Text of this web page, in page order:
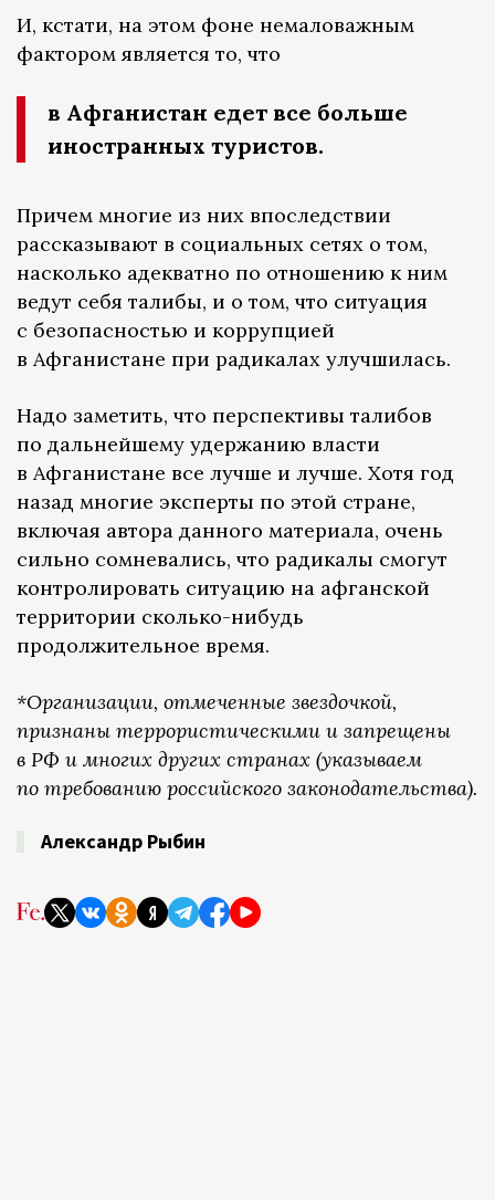
И, кстати, на этом фоне немаловажным
фактором является то, что
в Афганистан едет все больше
иностранных туристов.
Причем многие из них впоследствии
рассказывают в социальных сетях о том,
насколько адекватно по отношению к ним
ведут себя талибы, и о том, что ситуация
с безопасностью и коррупцией
в Афганистане при радикалах улучшилась.
Надо заметить, что перспективы талибов
по дальнейшему удержанию власти
в Афганистане все лучше и лучше. Хотя год
назад многие эксперты по этой стране,
включая автора данного материала, очень
сильно сомневались, что радикалы смогут
контролировать ситуацию на афганской
территории сколько-нибудь
продолжительное время.
*Организации, отмеченные звездочкой,
признаны террористическими и запрещены
в РФ и многих других странах (указываем
по требованию российского законодательства).
Александр Рыбин